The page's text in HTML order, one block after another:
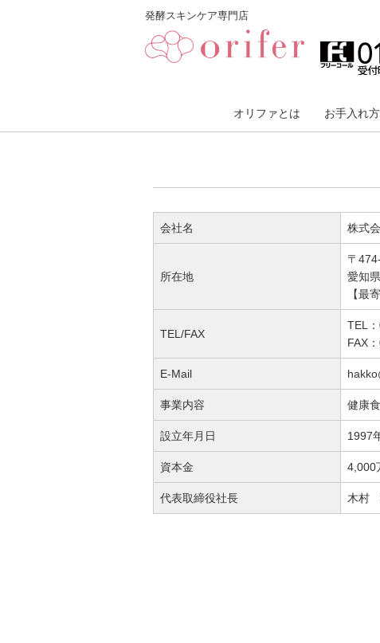
発酵スキンケア専門店
オリファとは お手入れ
会社名 株式
所在地
〒
愛知
【最
TEL/FAX
TEL
FAX
E-Mail
事業内容 健康
設立年月日 1997
資本金 4,000
代表取締役社長 木村